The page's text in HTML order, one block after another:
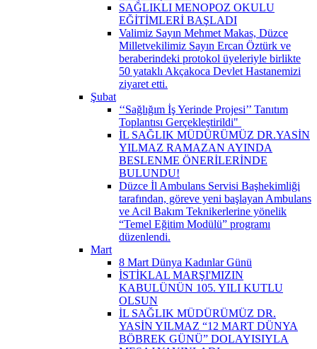
SAĞLIKLI MENOPOZ OKULU
EĞİTİMLERİ BAŞLADI
Valimiz Sayın Mehmet Makas, Düzce
Milletvekilimiz Sayın Ercan Öztürk ve
beraberindeki protokol üyeleriyle birlikte
50 yataklı Akçakoca Devlet Hastanemizi
ziyaret etti.
Şubat
‘‘Sağlığım İş Yerinde Projesi’’ Tanıtım
Toplantısı Gerçekleştirildi" ​
İL SAĞLIK MÜDÜRÜMÜZ DR.YASİN
YILMAZ RAMAZAN AYINDA
BESLENME ÖNERİLERİNDE
BULUNDU!
Düzce İl Ambulans Servisi Başhekimliği
tarafından, göreve yeni başlayan Ambulans
ve Acil Bakım Teknikerlerine yönelik
“Temel Eğitim Modülü” programı
düzenlendi.
Mart
8 Mart Dünya Kadınlar Günü
İSTİKLAL MARŞI'MIZIN
KABULÜNÜN 105. YILI KUTLU
OLSUN
İL SAĞLIK MÜDÜRÜMÜZ DR.
YASİN YILMAZ “12 MART DÜNYA
BÖBREK GÜNÜ” DOLAYISIYLA